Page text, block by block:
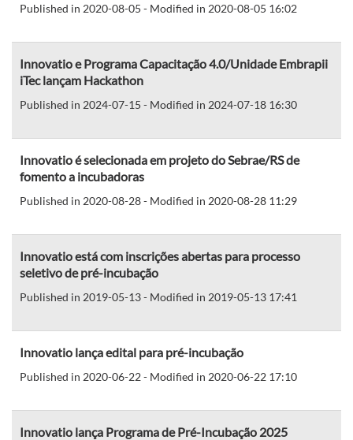
Published in 2020-08-05 - Modified in 2020-08-05 16:02
Innovatio e Programa Capacitação 4.0/Unidade Embrapii
iTec lançam Hackathon
Published in 2024-07-15 - Modified in 2024-07-18 16:30
Innovatio é selecionada em projeto do Sebrae/RS de
fomento a incubadoras
Published in 2020-08-28 - Modified in 2020-08-28 11:29
Innovatio está com inscrições abertas para processo
seletivo de pré-incubação
Published in 2019-05-13 - Modified in 2019-05-13 17:41
Innovatio lança edital para pré-incubação
Published in 2020-06-22 - Modified in 2020-06-22 17:10
Innovatio lança Programa de Pré-Incubação 2025